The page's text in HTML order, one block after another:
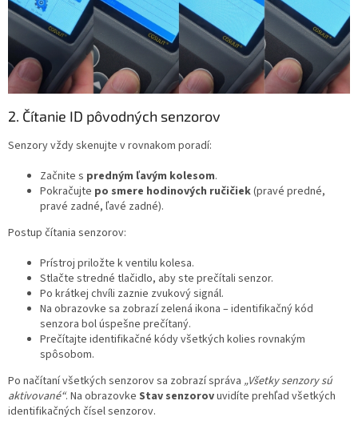
2. Čítanie ID pôvodných senzorov
Senzory vždy skenujte v rovnakom poradí:
Začnite s predným ľavým kolesom.
Pokračujte po smere hodinových ručičiek(pravé predné,
pravé zadné, ľavé zadné).
Postup čítania senzorov:
Prístroj priložte k ventilu kolesa.
Stlačte stredné tlačidlo, aby ste prečítali senzor.
Po krátkej chvíli zaznie zvukový signál.
Na obrazovke sa zobrazí zelená ikona – identifikačný kód
senzora bol úspešne prečítaný.
Prečítajte identifikačné kódy všetkých kolies rovnakým
spôsobom.
Po načítaní všetkých senzorov sa zobrazí správa „Všetky senzory sú
aktivované“. Na obrazovke Stav senzorovuvidíte prehľad všetkých
identifikačných čísel senzorov.